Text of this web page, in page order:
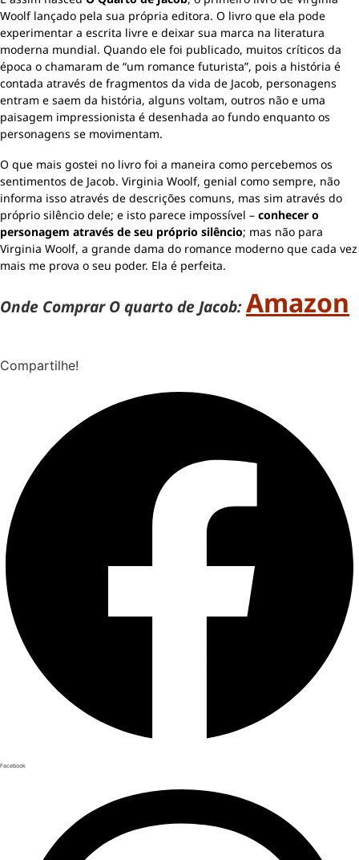
Woolf lançado pela sua própria editora. O livro que ela pode
experimentar a escrita livre e deixar sua marca na literatura
moderna mundial. Quando ele foi publicado, muitos críticos da
época o chamaram de “um romance futurista”, pois a história é
contada através de fragmentos da vida de Jacob, personagens
entram e saem da história, alguns voltam, outros não e uma
paisagem impressionista é desenhada ao fundo enquanto os
personagens se movimentam.
O que mais gostei no livro foi a maneira como percebemos os
sentimentos de Jacob. Virginia Woolf, genial como sempre, não
informa isso através de descrições comuns, mas sim através do
próprio silêncio dele; e isto parece impossível – conhecer o
personagem através de seu próprio silêncio; mas não para
Virginia Woolf, a grande dama do romance moderno que cada vez
mais me prova o seu poder. Ela é perfeita.
Onde Comprar O quarto de Jacob:Amazon
Compartilhe!
Facebook